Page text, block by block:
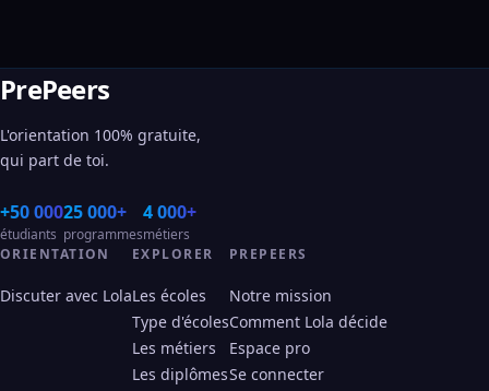
PrePeers
L'orientation 100% gratuite,
qui part de toi.
+50 000
étudiants
25 000+
programmes
4 000+
métiers
ORIENTATION
Discuter avec Lola
EXPLORER
Les écoles
Type d'écoles
Les métiers
Les diplômes
PREPEERS
Notre mission
Comment Lola décide
Espace pro
Se connecter